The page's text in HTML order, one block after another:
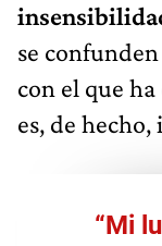
se
con el que
es, de
“Mi